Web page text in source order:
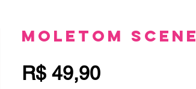
Moletom Scene
R$ 49,90Preço